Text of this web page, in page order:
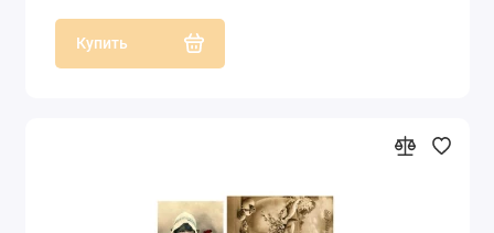
Купить